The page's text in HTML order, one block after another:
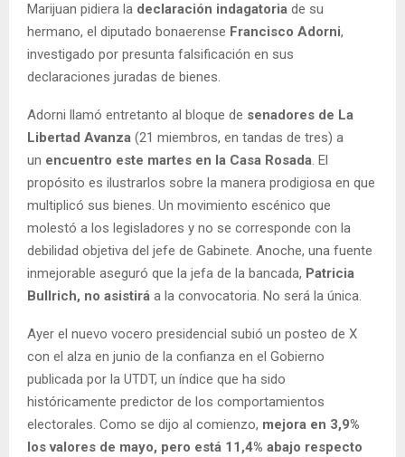
Marijuan pidiera la declaración indagatoria de su
hermano, el diputado bonaerense Francisco Adorni,
investigado por presunta falsificación en sus
declaraciones juradas de bienes.
Adorni llamó entretanto al bloque de senadores de La
Libertad Avanza (21 miembros, en tandas de tres) a
un encuentro este martes en la Casa Rosada. El
propósito es ilustrarlos sobre la manera prodigiosa en que
multiplicó sus bienes. Un movimiento escénico que
molestó a los legisladores y no se corresponde con la
debilidad objetiva del jefe de Gabinete. Anoche, una fuente
inmejorable aseguró que la jefa de la bancada, Patricia
Bullrich, no asistirá a la convocatoria. No será la única.
Ayer el nuevo vocero presidencial subió un posteo de X
con el alza en junio de la confianza en el Gobierno
publicada por la UTDT, un índice que ha sido
históricamente predictor de los comportamientos
electorales. Como se dijo al comienzo, mejora en 3,9%
los valores de mayo, pero está 11,4% abajo respecto